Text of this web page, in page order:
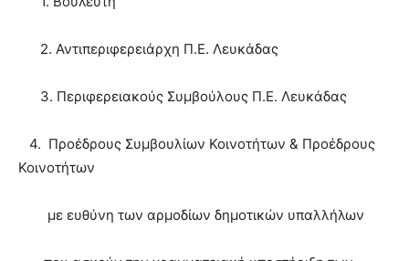
2. Αντιπεριφερειάρχη Π.Ε. Λευκάδας
3. Περιφερειακούς Συμβούλους Π.Ε. Λευκάδας
4. Προέδρους Συμβουλίων Κοινοτήτων & Προέδρους
Κοινοτήτων
με ευθύνη των αρμοδίων δημοτικών υπαλλήλων